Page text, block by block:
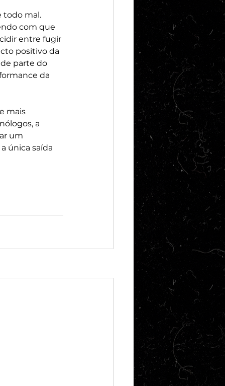
todo mal.
com que
entre fugir
positivo da
parte do
da
mais
a
um
única saída